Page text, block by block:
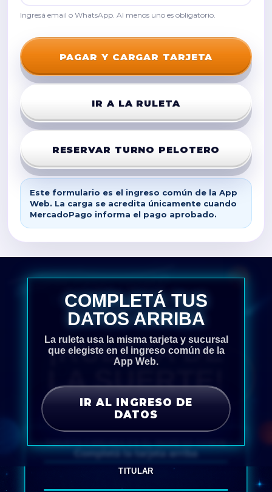
Ingresá email o WhatsApp. Al menos uno es obligatorio.
PAGAR Y CARGAR TARJETA
IR A LA RULETA
RESERVAR TURNO PELOTERO
Este formulario es el ingreso común de la App
Web. La carga se acredita únicamente cuando
MercadoPago informa el pago aprobado.
¡SIEMPRE GANÁS TIRANDO
DE LA RULETA!
¡RULETA DE
LA SUERTE!
TARJETA CARGADA EN EL INGRESO COMÚN
Completá la tarjeta arriba
TITULAR
COMPLETÁ TUS
DATOS ARRIBA
La ruleta usa la misma tarjeta y sucursal
que elegiste en el ingreso común de la
App Web.
IR AL INGRESO DE
DATOS